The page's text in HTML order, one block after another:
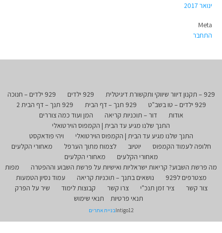
ינואר 2017
Meta
התחבר
929 – תקנון דיוור שיווקי ותקשורת דיגיטלית 929 ילדים
929 ילדים – חנוכה
929 ילדים – טו בשב"ט
929 תנך – דף הבית
929 תנך – דף הבית 2
אודות
דור – תוכניות קריאה
המן ועוד כמה צוררים
התנך שלנו מגיע עד הבית | הקמפוס הוירטואלי
התנך שלנו מגיע עד הבית | הקמפוס הוירטואלי
ויהי פודאקסט
חלופה לעמוד הקמפוס
יוטיוב לצמוח מתוך הערפל
מאחורי הקלעים
מאחורי הקלעים
מאחורי הקלעים
מה פרשת השבוע? קריאות ישראליות ואישיות על פרשת השבוע וההפטרה
מפות
מצטרפים ל929
נושאים בתנך – תוכניות קריאה
עמוד נסיון הטמעות
צור קשר
ציר זמן תנכ"י צרו קשר קבוצות לימוד
שיר על הפרק
תנאי פרטיות
תנאי שימוש
Intigo12בניית אתרים